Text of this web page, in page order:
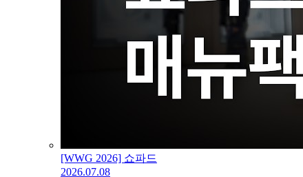
[WWG 2026] 쇼파드
2026.07.08